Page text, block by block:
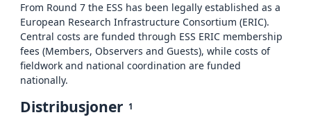
From Round 7 the ESS has been legally established as a
European Research Infrastructure Consortium (ERIC).
Central costs are funded through ESS ERIC membership
fees (Members, Observers and Guests), while costs of
fieldwork and national coordination are funded
nationally.
Distribusjoner 1